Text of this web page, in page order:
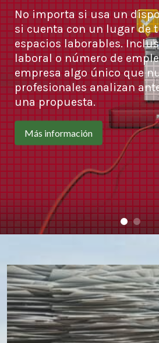
No importa si usa un
si cuenta con un lugar de
espacios laborables.
laboral o número de
empresa algo único que
profesionales analizan
una propuesta.
Más información